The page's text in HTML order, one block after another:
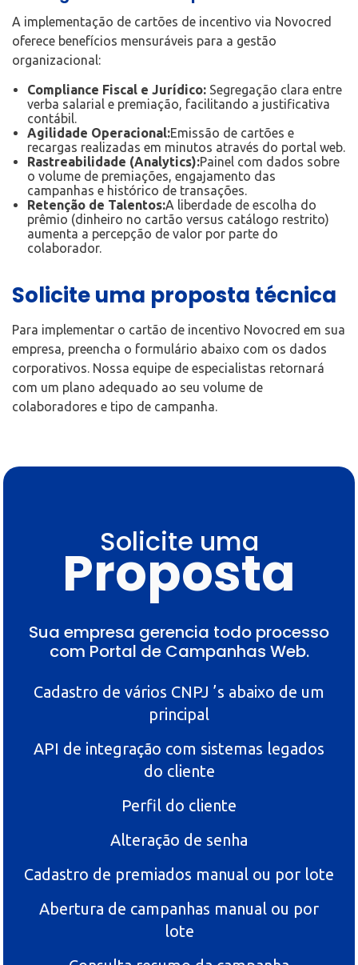
A implementação de cartões de incentivo via Novocred
oferece benefícios mensuráveis para a gestão
organizacional:
Compliance Fiscal e Jurídico: Segregação clara entre
verba salarial e premiação, facilitando a justificativa
contábil.
Agilidade Operacional:Emissão de cartões e
recargas realizadas em minutos através do portal web.
Rastreabilidade (Analytics):Painel com dados sobre
o volume de premiações, engajamento das
campanhas e histórico de transações.
Retenção de Talentos:A liberdade de escolha do
prêmio (dinheiro no cartão versus catálogo restrito)
aumenta a percepção de valor por parte do
colaborador.
Solicite uma proposta técnica
Para implementar o cartão de incentivo Novocred em sua
empresa, preencha o formulário abaixo com os dados
corporativos. Nossa equipe de especialistas retornará
com um plano adequado ao seu volume de
colaboradores e tipo de campanha.
Solicite uma
Proposta
Sua empresa gerencia todo processo
com Portal de Campanhas Web.
Cadastro de vários CNPJ ’s abaixo de um
principal
API de integração com sistemas legados
do cliente
Perfil do cliente
Alteração de senha
Cadastro de premiados manual ou por lote
Abertura de campanhas manual ou por
lote